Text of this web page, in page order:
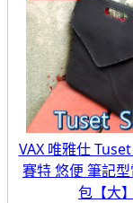
VAX 唯雅仕
賽特 悠便 筆記
包【大